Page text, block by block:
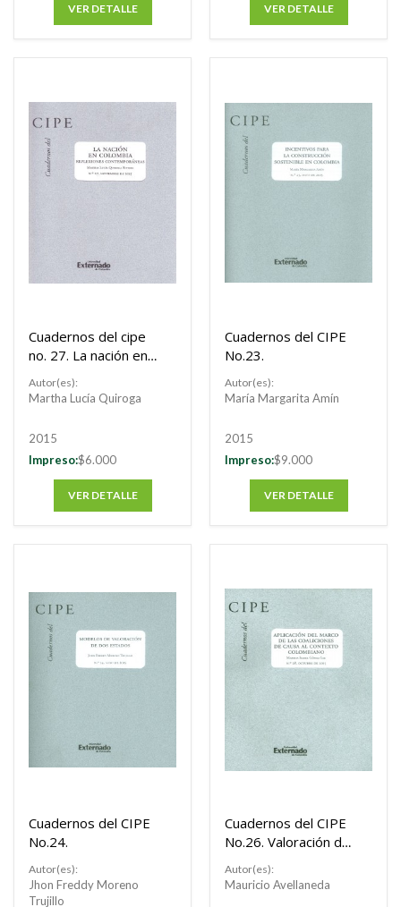
VER DETALLE VER DETALLE
Cuadernos del cipe
no. 27. La nación en
Autor(es):
Martha Lucía Quiroga
2015
Impreso:$6.000
VER DETALLE
Cuadernos del CIPE
No.23.
Autor(es):
María Margarita Amín
2015
Impreso:$9.000
VER DETALLE
Cuadernos del CIPE
No.24.
Autor(es):
Jhon Freddy Moreno
Trujillo
Cuadernos del CIPE
No.26. Valoración de
empresas reportes
ganadores
Autor(es):
Mauricio Avellaneda